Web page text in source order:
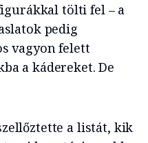
tölti fel – a
pedig
vagyon felett
a kádereket. De
a listát, kik